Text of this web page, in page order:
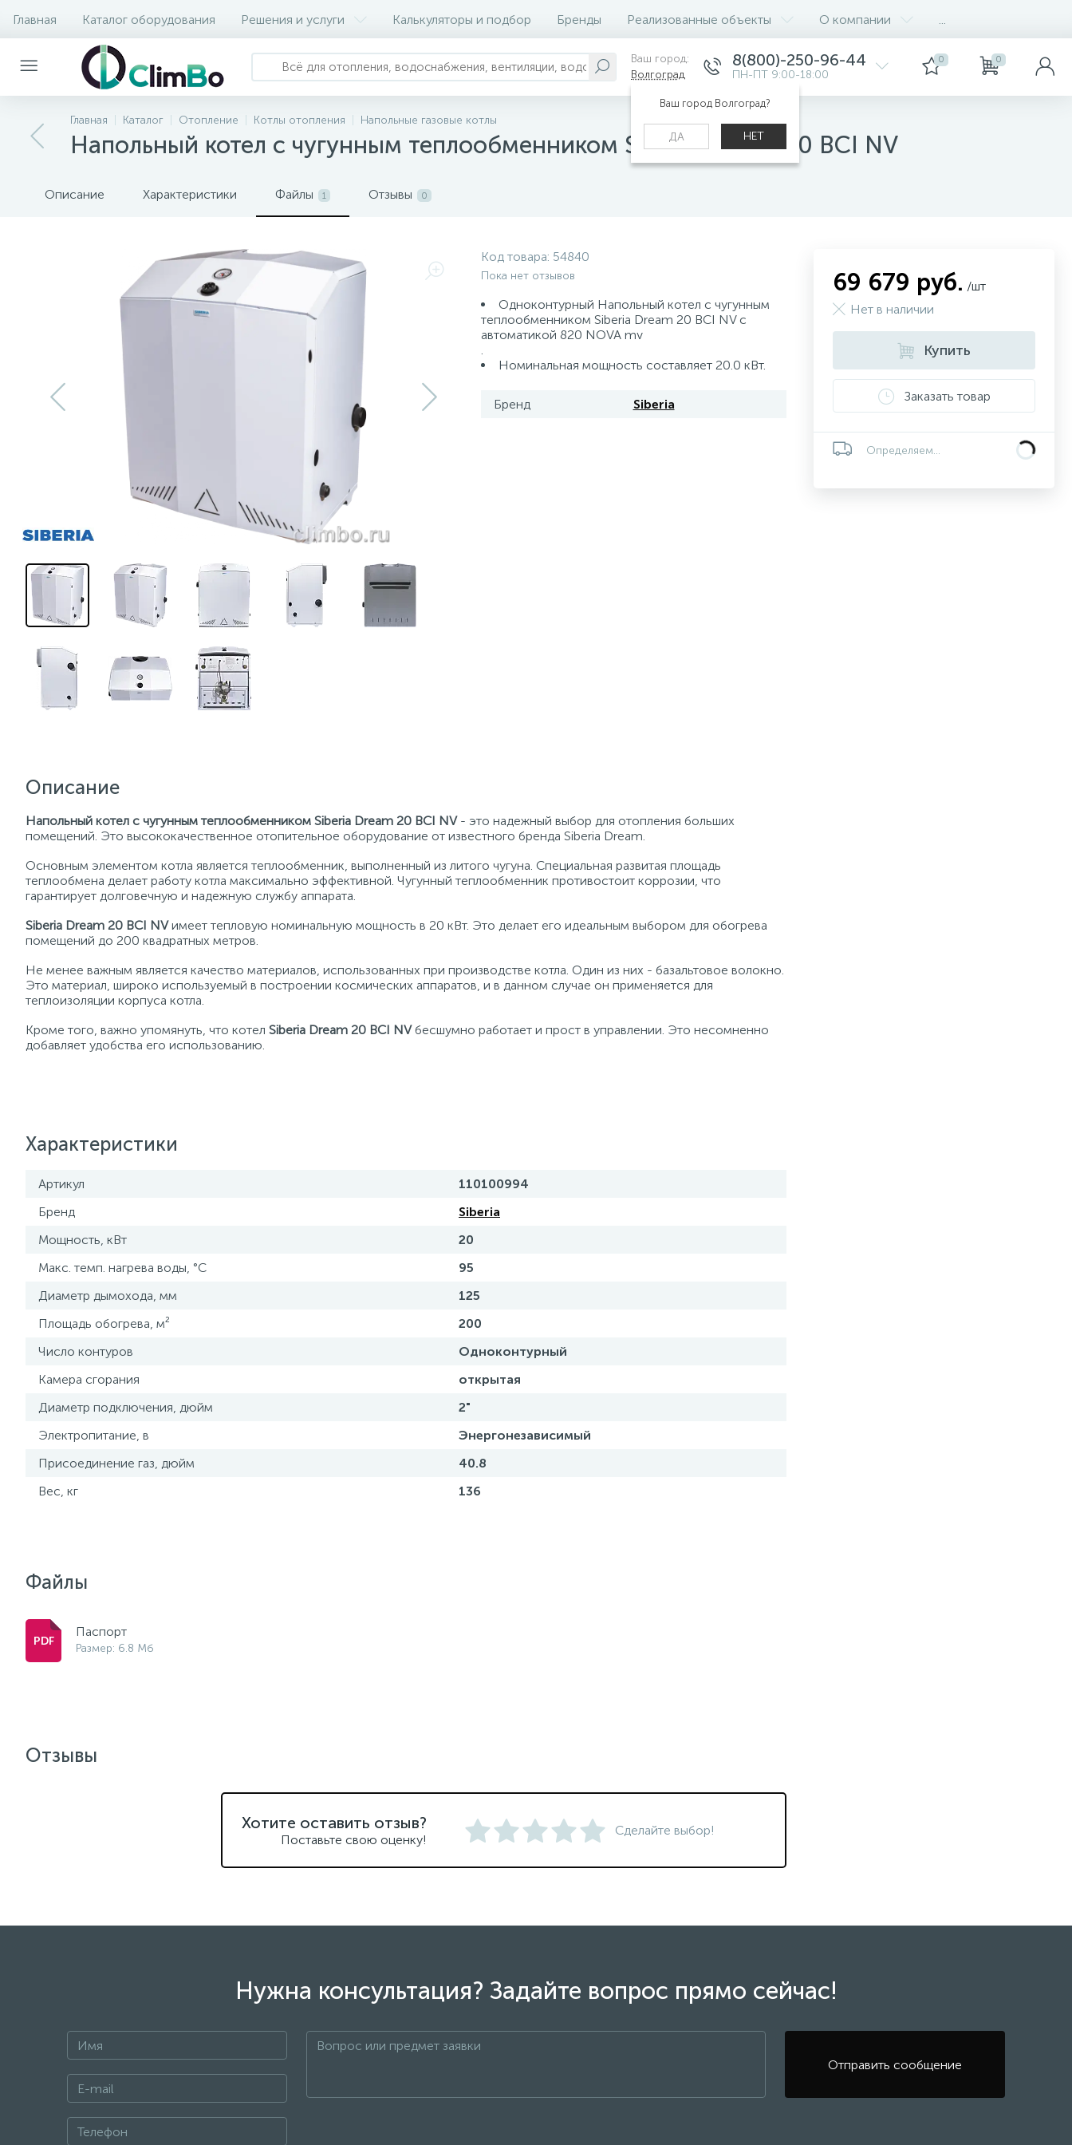
Главная Каталог оборудования Решения и услуги Калькуляторы и подбор Бренды Реализованные объекты О компании
Ваш город:
Волгоград
Ваш город Волгоград?
ДА НЕТ
8(800)-250-96-44
ПН-ПТ 9:00-18:00
0 0
Главная Каталог Отопление Котлы отопления Напольные газовые котлы
Напольный котел с чугунным теплообменником Siberia Dream 20 BCI NV
Описание Характеристики Файлы 1 Отзывы 0
Код товара: 54840
Пока нет отзывов
Одноконтурный Напольный котел с чугунным
теплообменником Siberia Dream 20 BCI NV с
автоматикой 820 NOVA mv
.
Номинальная мощность составляет 20.0 кВт.
Бренд Siberia
Описание
Напольный котел с чугунным теплообменником Siberia Dream 20 BCI NV- это надежный выбор для отопления больших
помещений. Это высококачественное отопительное оборудование от известного бренда Siberia Dream.
Основным элементом котла является теплообменник, выполненный из литого чугуна. Специальная развитая площадь
теплообмена делает работу котла максимально эффективной. Чугунный теплообменник противостоит коррозии, что
гарантирует долговечную и надежную службу аппарата.
Siberia Dream 20 BCI NVимеет тепловую номинальную мощность в 20 кВт. Это делает его идеальным выбором для обогрева
помещений до 200 квадратных метров.
Не менее важным является качество материалов, использованных при производстве котла. Один из них - базальтовое волокно.
Это материал, широко используемый в построении космических аппаратов, и в данном случае он применяется для
теплоизоляции корпуса котла.
Кроме того, важно упомянуть, что котел Siberia Dream 20 BCI NVбесшумно работает и прост в управлении. Это несомненно
добавляет удобства его использованию.
Характеристики
Артикул
110100994
Бренд
Siberia
Мощность, кВт
20
Макс. темп. нагрева воды, °С
95
Диаметр дымохода, мм
125
Площадь обогрева, м²
200
Число контуров
Одноконтурный
Камера сгорания
открытая
Диаметр подключения, дюйм
2"
Электропитание, в
Энергонезависимый
Присоединение газ, дюйм
40.8
Вес, кг
136
Файлы
Паспорт
Размер: 6.8 Мб
69 679 руб. /шт
Нет в наличии
Купить
Заказать товар
Определяем...
Отзывы
Хотите оставить отзыв?
Поставьте свою оценку!
Сделайте выбор!
Нужна консультация? Задайте вопрос прямо сейчас!
Отправить сообщение